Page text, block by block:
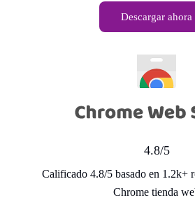
Descargar ahora
4.8/5
Calificado 4.8/5 basado en 1.2k+
Chrome tienda